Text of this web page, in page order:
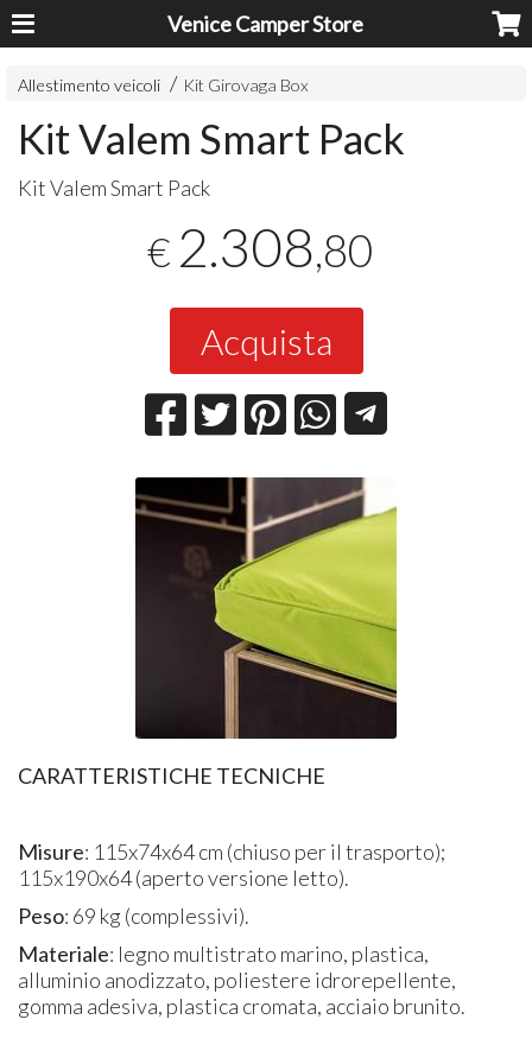
Venice Camper Store
Allestimento veicoli Kit Girovaga Box
Kit Valem Smart Pack
Kit Valem Smart Pack
€ 2.308,80
Acquista
CARATTERISTICHE TECNICHE
Misure: 115x74x64 cm (chiuso per il trasporto);
115x190x64 (aperto versione letto).
Peso: 69 kg (complessivi).
Materiale: legno multistrato marino, plastica,
alluminio anodizzato, poliestere idrorepellente,
gomma adesiva, plastica cromata, acciaio brunito.